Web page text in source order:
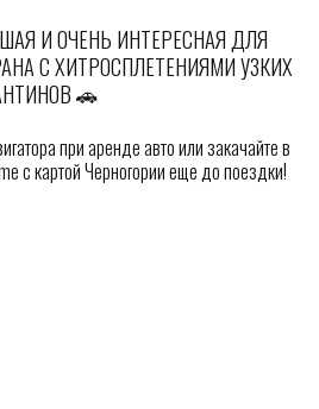
И ОЧЕНЬ ИНТЕРЕСНАЯ ДЛЯ
С ХИТРОСПЛЕТЕНИЯМИ УЗКИХ
🚗
при аренде авто или закачайте в
с картой Черногории еще до поездки!